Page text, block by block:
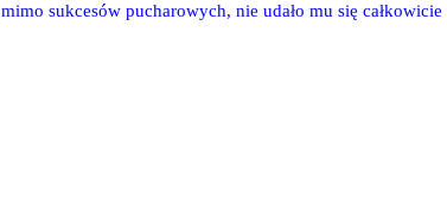
sukcesów pucharowych, nie udało mu się